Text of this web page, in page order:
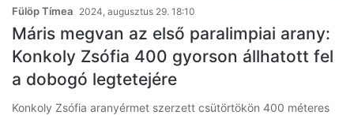
Fülöp Tímea 2024, augusztus 29. 18:10
Máris megvan az első paralimpiai arany:
Konkoly Zsófia 400 gyorson állhatott fel
a dobogó legtetejére
Konkoly Zsófia aranyérmet szerzett csütörtökön 400 méteres